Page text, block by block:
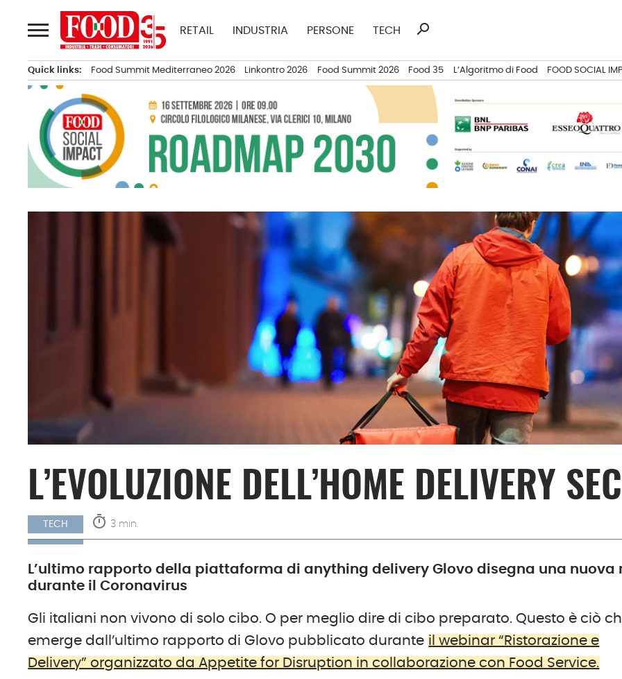
al
contenuto
RETAIL INDUSTRIA PERSONE TECH
Ricerca
search
Quick links: Food Summit Mediterraneo 2026 Linkontro 2026 Food Summit 2026 Food 35 L’Algoritmo di Food FOOD SOCIAL
L’EVOLUZIONE DELL’HOME DELIVERY
TECH timer 3 min.
L’ultimo rapporto della piattaforma di anything delivery Glovo disegna una
durante il Coronavirus
Gli italiani non vivono di solo cibo. O per meglio dire di cibo preparato. Questo è ciò
emerge dall’ultimo rapporto di Glovo pubblicato durante il webinar “Ristorazione e
Delivery” organizzato da Appetite for Disruption in collaborazione con Food Service.